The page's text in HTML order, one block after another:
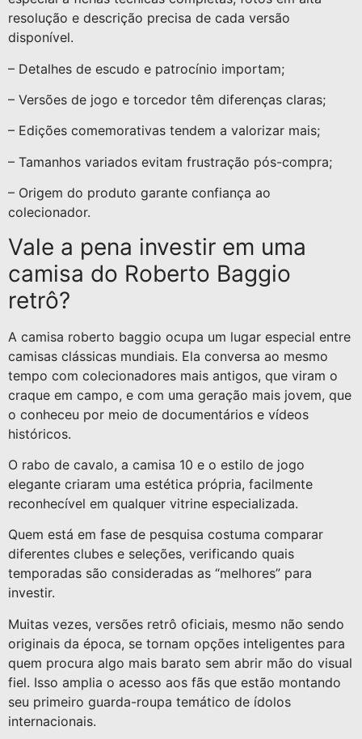
resolução e descrição precisa de cada versão
disponível.
– Detalhes de escudo e patrocínio importam;
– Versões de jogo e torcedor têm diferenças claras;
– Edições comemorativas tendem a valorizar mais;
– Tamanhos variados evitam frustração pós-compra;
– Origem do produto garante confiança ao
colecionador.
Vale a pena investir em uma
camisa do Roberto Baggio
retrô?
A camisa roberto baggio ocupa um lugar especial entre
camisas clássicas mundiais. Ela conversa ao mesmo
tempo com colecionadores mais antigos, que viram o
craque em campo, e com uma geração mais jovem, que
o conheceu por meio de documentários e vídeos
históricos.
O rabo de cavalo, a camisa 10 e o estilo de jogo
elegante criaram uma estética própria, facilmente
reconhecível em qualquer vitrine especializada.
Quem está em fase de pesquisa costuma comparar
diferentes clubes e seleções, verificando quais
temporadas são consideradas as “melhores” para
investir.
Muitas vezes, versões retrô oficiais, mesmo não sendo
originais da época, se tornam opções inteligentes para
quem procura algo mais barato sem abrir mão do visual
fiel. Isso amplia o acesso aos fãs que estão montando
seu primeiro guarda-roupa temático de ídolos
internacionais.